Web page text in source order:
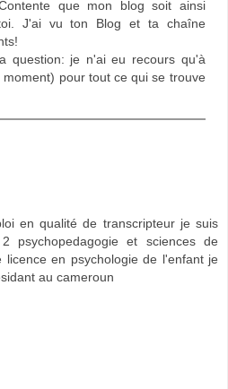
que mon blog soit ainsi
J'ai vu ton Blog et ta chaîne
question: je n'ai eu recours qu'à
pour tout ce qui se trouve
en qualité de transcripteur je suis
psychopedagogie et sciences de
licence en psychologie de l'enfant je
au cameroun